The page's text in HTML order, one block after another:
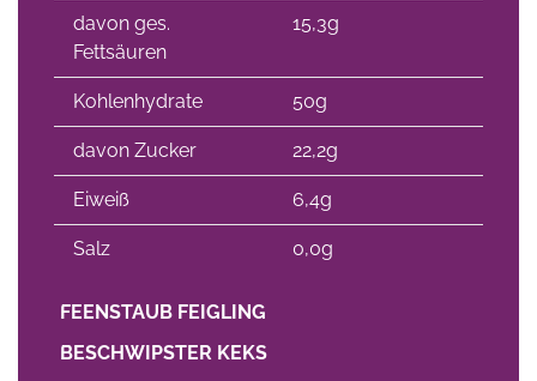
davon ges.
Fettsäuren
15,3g
Kohlenhydrate 50g
davon Zucker 22,2g
Eiweiß 6,4g
Salz 0,0g
FEENSTAUB FEIGLING
BESCHWIPSTER KEKS